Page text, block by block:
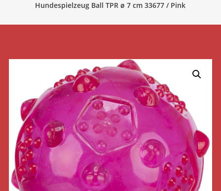
Hundespielzeug Ball TPR ø 7 cm 33677 / Pink